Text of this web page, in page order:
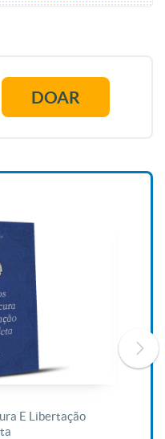
DOAR
E Libertação